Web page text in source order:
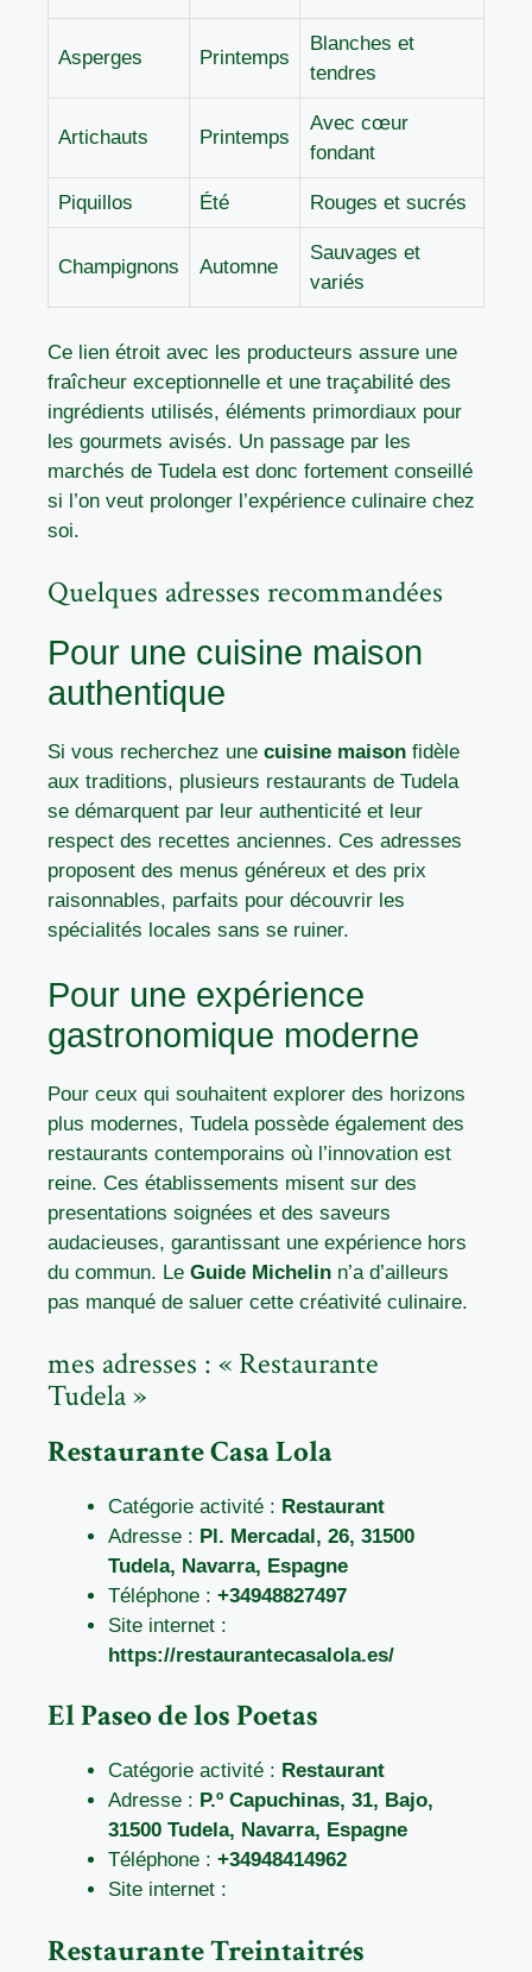
Asperges Printemps
Blanches et
tendres
Artichauts Printemps
Avec cœur
fondant
Piquillos Été Rouges et sucrés
Champignons Automne
Sauvages et
variés
Ce lien étroit avec les producteurs assure une
fraîcheur exceptionnelle et une traçabilité des
ingrédients utilisés, éléments primordiaux pour
les gourmets avisés. Un passage par les
marchés de Tudela est donc fortement conseillé
si l’on veut prolonger l’expérience culinaire chez
soi.
Quelques adresses recommandées
Pour une cuisine maison
authentique
Si vous recherchez une cuisine maison fidèle
aux traditions, plusieurs restaurants de Tudela
se démarquent par leur authenticité et leur
respect des recettes anciennes. Ces adresses
proposent des menus généreux et des prix
raisonnables, parfaits pour découvrir les
spécialités locales sans se ruiner.
Pour une expérience
gastronomique moderne
Pour ceux qui souhaitent explorer des horizons
plus modernes, Tudela possède également des
restaurants contemporains où l’innovation est
reine. Ces établissements misent sur des
presentations soignées et des saveurs
audacieuses, garantissant une expérience hors
du commun. Le Guide Michelin n’a d’ailleurs
pas manqué de saluer cette créativité culinaire.
mes adresses : « Restaurante
Tudela »
Restaurante Casa Lola
Catégorie activité : Restaurant
Adresse : Pl. Mercadal, 26, 31500
Tudela, Navarra, Espagne
Téléphone : +34948827497
Site internet :
https://restaurantecasalola.es/
El Paseo de los Poetas
Catégorie activité : Restaurant
Adresse : P.º Capuchinas, 31, Bajo,
31500 Tudela, Navarra, Espagne
Téléphone : +34948414962
Site internet :
Restaurante Treintaitrés